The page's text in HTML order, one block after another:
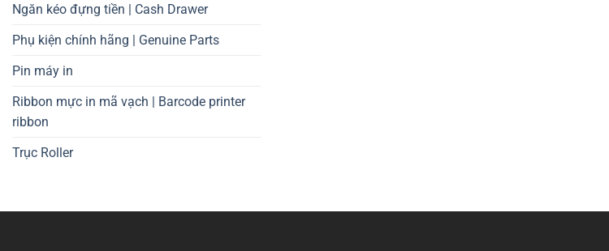
Ngăn kéo đựng tiền | Cash Drawer
Phụ kiện chính hãng | Genuine Parts
Pin máy in
Ribbon mực in mã vạch | Barcode printer
ribbon
Trục Roller